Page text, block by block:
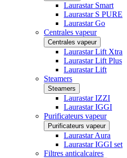
Laurastar Smart
Laurastar S PURE
Laurastar Go
Centrales vapeur
Centrales vapeur
Laurastar Lift Xtra
Laurastar Lift Plus
Laurastar Lift
Steamers
Steamers
Laurastar IZZI
Laurastar IGGI
Purificateurs vapeur
Purificateurs vapeur
Laurastar Aura
Laurastar IGGI set
Filtres anticalcaires